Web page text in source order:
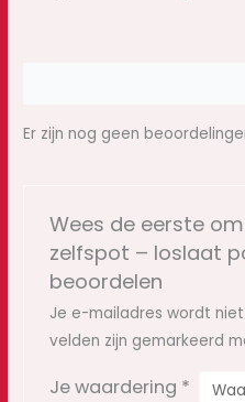
Er zijn nog geen
Wees de eerste
zelfspot – loslaat
beoordelen
Je e-mailadres wordt
velden zijn gemarkeerd
Je waardering *